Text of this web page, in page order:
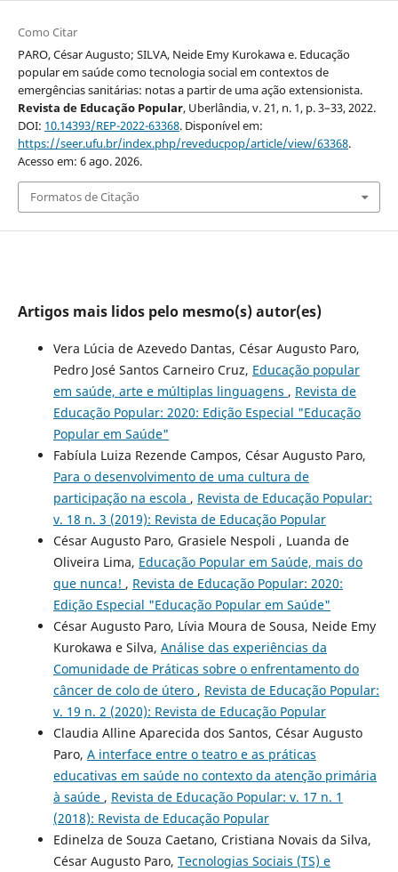
Como Citar
PARO, César Augusto; SILVA, Neide Emy Kurokawa e. Educação
popular em saúde como tecnologia social em contextos de
emergências sanitárias: notas a partir de uma ação extensionista.
Revista de Educação Popular, Uberlândia, v. 21, n. 1, p. 3–33, 2022.
DOI: 10.14393/REP-2022-63368. Disponível em:
https://seer.ufu.br/index.php/reveducpop/article/view/63368.
Acesso em: 6 ago. 2026.
Formatos de Citação
Artigos mais lidos pelo mesmo(s) autor(es)
Vera Lúcia de Azevedo Dantas, César Augusto Paro,
Pedro José Santos Carneiro Cruz, Educação popular
em saúde, arte e múltiplas linguagens , Revista de
Educação Popular: 2020: Edição Especial "Educação
Popular em Saúde"
Fabíula Luiza Rezende Campos, César Augusto Paro,
Para o desenvolvimento de uma cultura de
participação na escola , Revista de Educação Popular:
v. 18 n. 3 (2019): Revista de Educação Popular
César Augusto Paro, Grasiele Nespoli , Luanda de
Oliveira Lima, Educação Popular em Saúde, mais do
que nunca! , Revista de Educação Popular: 2020:
Edição Especial "Educação Popular em Saúde"
César Augusto Paro, Lívia Moura de Sousa, Neide Emy
Kurokawa e Silva, Análise das experiências da
Comunidade de Práticas sobre o enfrentamento do
câncer de colo de útero , Revista de Educação Popular:
v. 19 n. 2 (2020): Revista de Educação Popular
Claudia Alline Aparecida dos Santos, César Augusto
Paro, A interface entre o teatro e as práticas
educativas em saúde no contexto da atenção primária
à saúde , Revista de Educação Popular: v. 17 n. 1
(2018): Revista de Educação Popular
Edinelza de Souza Caetano, Cristiana Novais da Silva,
César Augusto Paro, Tecnologias Sociais (TS) e